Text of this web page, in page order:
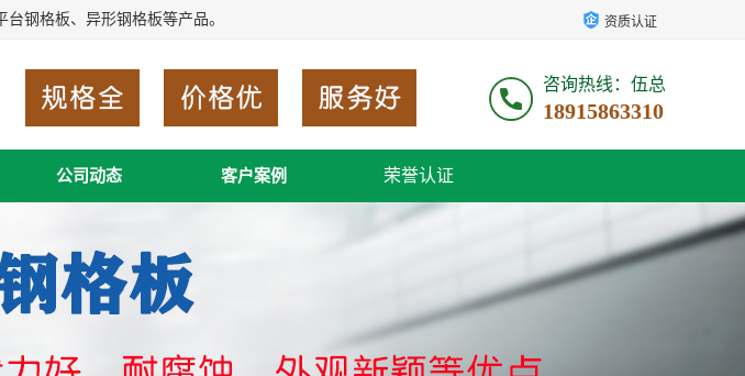
钢格板、异形钢格板等产品。 资质认证
咨询热线：伍总
18915863310
公司动态 客户案例 荣誉认证